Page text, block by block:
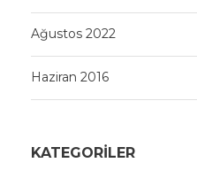
Ağustos 2022
Haziran 2016
KATEGORILER